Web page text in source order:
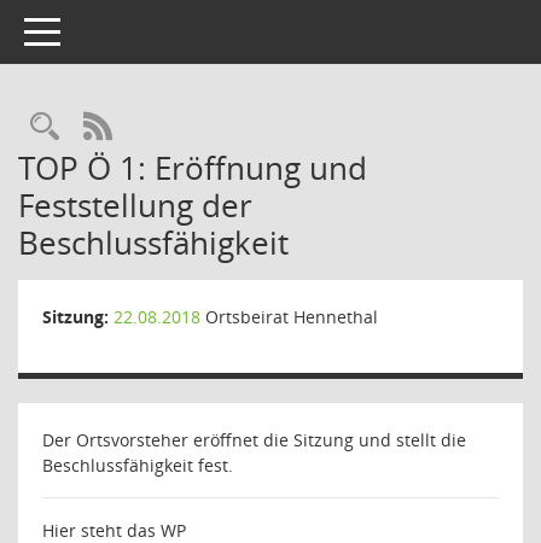
Toggle navigation
Rechercheauswahl
RSS-Feed
TOP Ö 1: Eröffnung und
Feststellung der
Beschlussfähigkeit
Sitzung: 22.08.2018 Ortsbeirat Hennethal
Der Ortsvorsteher eröffnet die Sitzung und stellt die
Beschlussfähigkeit fest.
Hier steht das WP